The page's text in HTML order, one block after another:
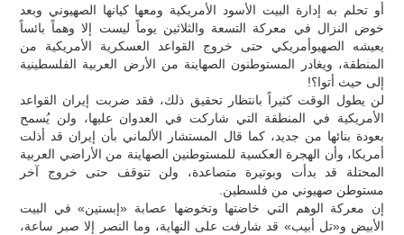
أو تحلم به إدارة البيت الأسود الأمريكية ومعها كيانها الصهيوني وبعد
خوض النزال في معركة التسعة والثلاثين يوماً ليست إلا وهماً بائساً
يعيشه الصهيوأمريكي حتى خروج القواعد العسكرية الأمريكية من
المنطقة، ويغادر المستوطنون الصهاينة من الأرض العربية الفلسطينية
إلى حيث أتوا؟!
لن يطول الوقت كثيراً بانتظار تحقيق ذلك، فقد ضربت إيران القواعد
الأمريكية في المنطقة التي شاركت في العدوان عليها، ولن يُسمح
بعودة بنائها من جديد، كما قال المستشار الألماني بأن إيران قد أذلت
أمريكا، وأن الهجرة العكسية للمستوطنين الصهاينة من الأراضي العربية
المحتلة قد بدأت وبوتيرة متصاعدة، ولن تتوقف حتى خروج آخر
مستوطن صهيوني من فلسطين.
إن معركة الوهم التي خاضتها وتخوضها عصابة «إبستين» في البيت
الأبيض و«تل أبيب» قد شارفت على النهاية، وما النصر إلا صبر ساعة،